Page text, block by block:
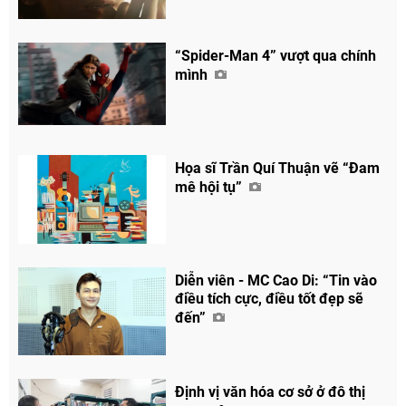
“Spider-Man 4” vượt qua chính
mình
Họa sĩ Trần Quí Thuận vẽ “Đam
mê hội tụ”
Diễn viên - MC Cao Di: “Tin vào
điều tích cực, điều tốt đẹp sẽ
đến”
Định vị văn hóa cơ sở ở đô thị